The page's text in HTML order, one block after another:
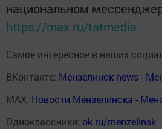
национальном
https://max.ru/tatmedia
Самое интересное в наших
ВКонтакте: Мензелинск news -
MAX: Новости Мензелинска -
Одноклассники: ok.ru/menzelinsk